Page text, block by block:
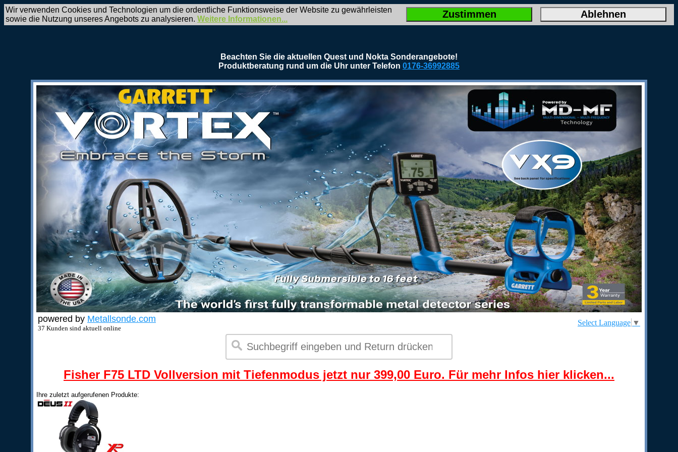
Wir verwenden Cookies und Technologien um die ordentliche Funktionsweise der Website zu gewährleisten
sowie die Nutzung unseres Angebots zu analysieren. Weitere Informationen... Zustimmen Ablehnen
Beachten Sie die aktuellen Quest und Nokta Sonderangebote!
Produktberatung rund um die Uhr unter Telefon 0176-36992885
powered by Metallsonde.com
37 Kunden sind aktuell online
Select Language ▼
Fisher F75 LTD Vollversion mit Tiefenmodus jetzt nur 399,00 Euro. Für mehr Infos hier klicken...
Ihre zuletzt aufgerufenen Produkte: